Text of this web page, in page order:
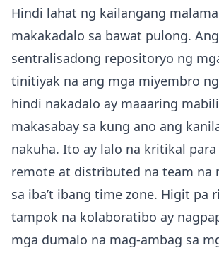
Hindi lahat ng kailangang
makakadalo sa bawat pulong.
sentralisadong repositoryo ng
tinitiyak na ang mga miyembro
hindi nakadalo ay maaaring
makasabay sa kung ano ang
nakuha. Ito ay lalo na kritikal para
remote at distributed na team na
sa iba’t ibang time zone. Higit pa
tampok na kolaboratibo ay
mga dumalo na mag-ambag sa